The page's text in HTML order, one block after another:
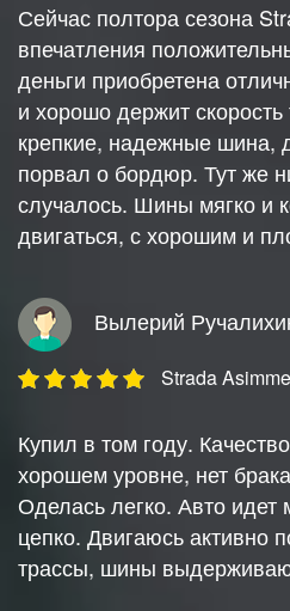
Сейчас полтора сезона
впечатления
деньги приобретена
и хорошо держит
крепкие, надежные шина,
порвал о бордюр. Тут же
случалось. Шины мягко и
двигаться, с хорошим и
Вылерий
Strada
Купил в том году.
хорошем уровне, нет
Оделась легко. Авто идет
цепко. Двигаюсь активно
трассы, шины